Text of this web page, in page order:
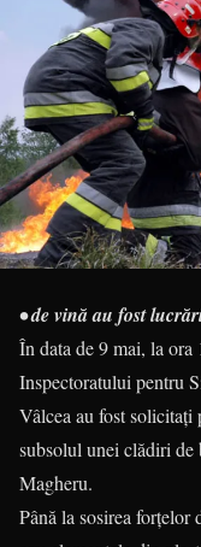
• de vină au fost
În data de 9 mai, la
Inspectoratului pentru
Vâlcea au fost solicitaţi
subsolul unei clădiri
Magheru.
Până la sosirea forţelor